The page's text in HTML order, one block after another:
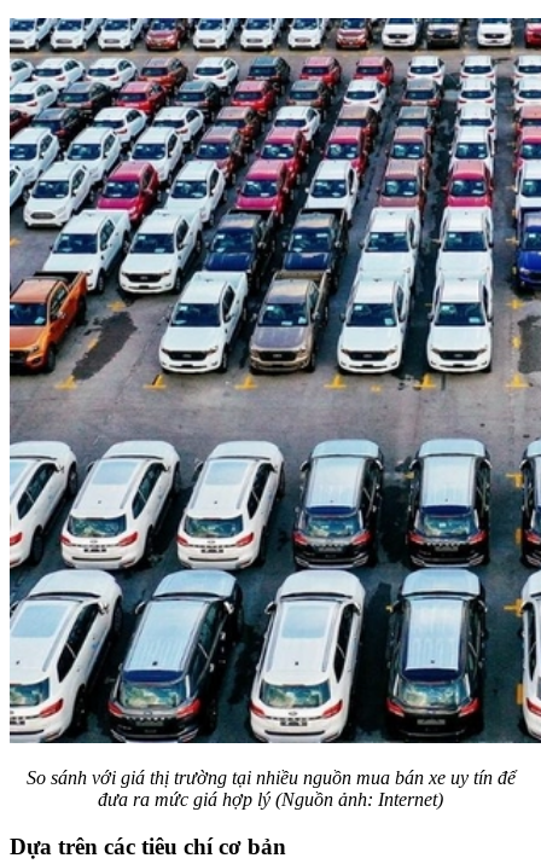
So sánh với giá thị trường tại nhiều nguồn mua bán xe uy tín để
đưa ra mức giá hợp lý (Nguồn ảnh: Internet)
Dựa trên các tiêu chí cơ bản